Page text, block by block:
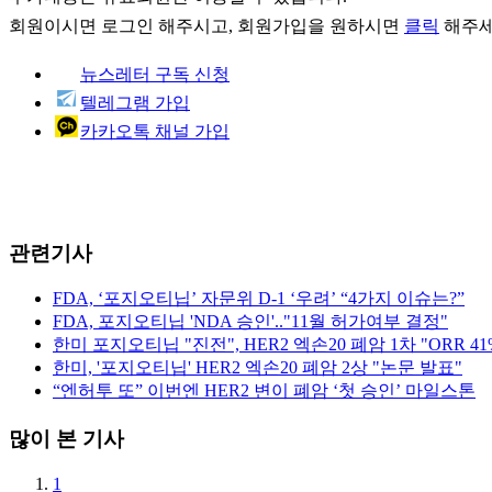
회원이시면 로그인 해주시고, 회원가입을 원하시면 클릭 해주
뉴스레터 구독 신청
텔레그램 가입
카카오톡 채널 가입
관련기사
FDA, ‘포지오티닙’ 자문위 D-1 ‘우려’ “4가지 이슈는?”
FDA, 포지오티닙 'NDA 승인'.."11월 허가여부 결정"
한미 포지오티닙 "진전", HER2 엑손20 폐암 1차 "ORR
한미, '포지오티닙' HER2 엑손20 폐암 2상 "논문 발표"
“엔허투 또” 이번엔 HER2 변이 폐암 ‘첫 승인’ 마일스톤
많이 본 기사
1